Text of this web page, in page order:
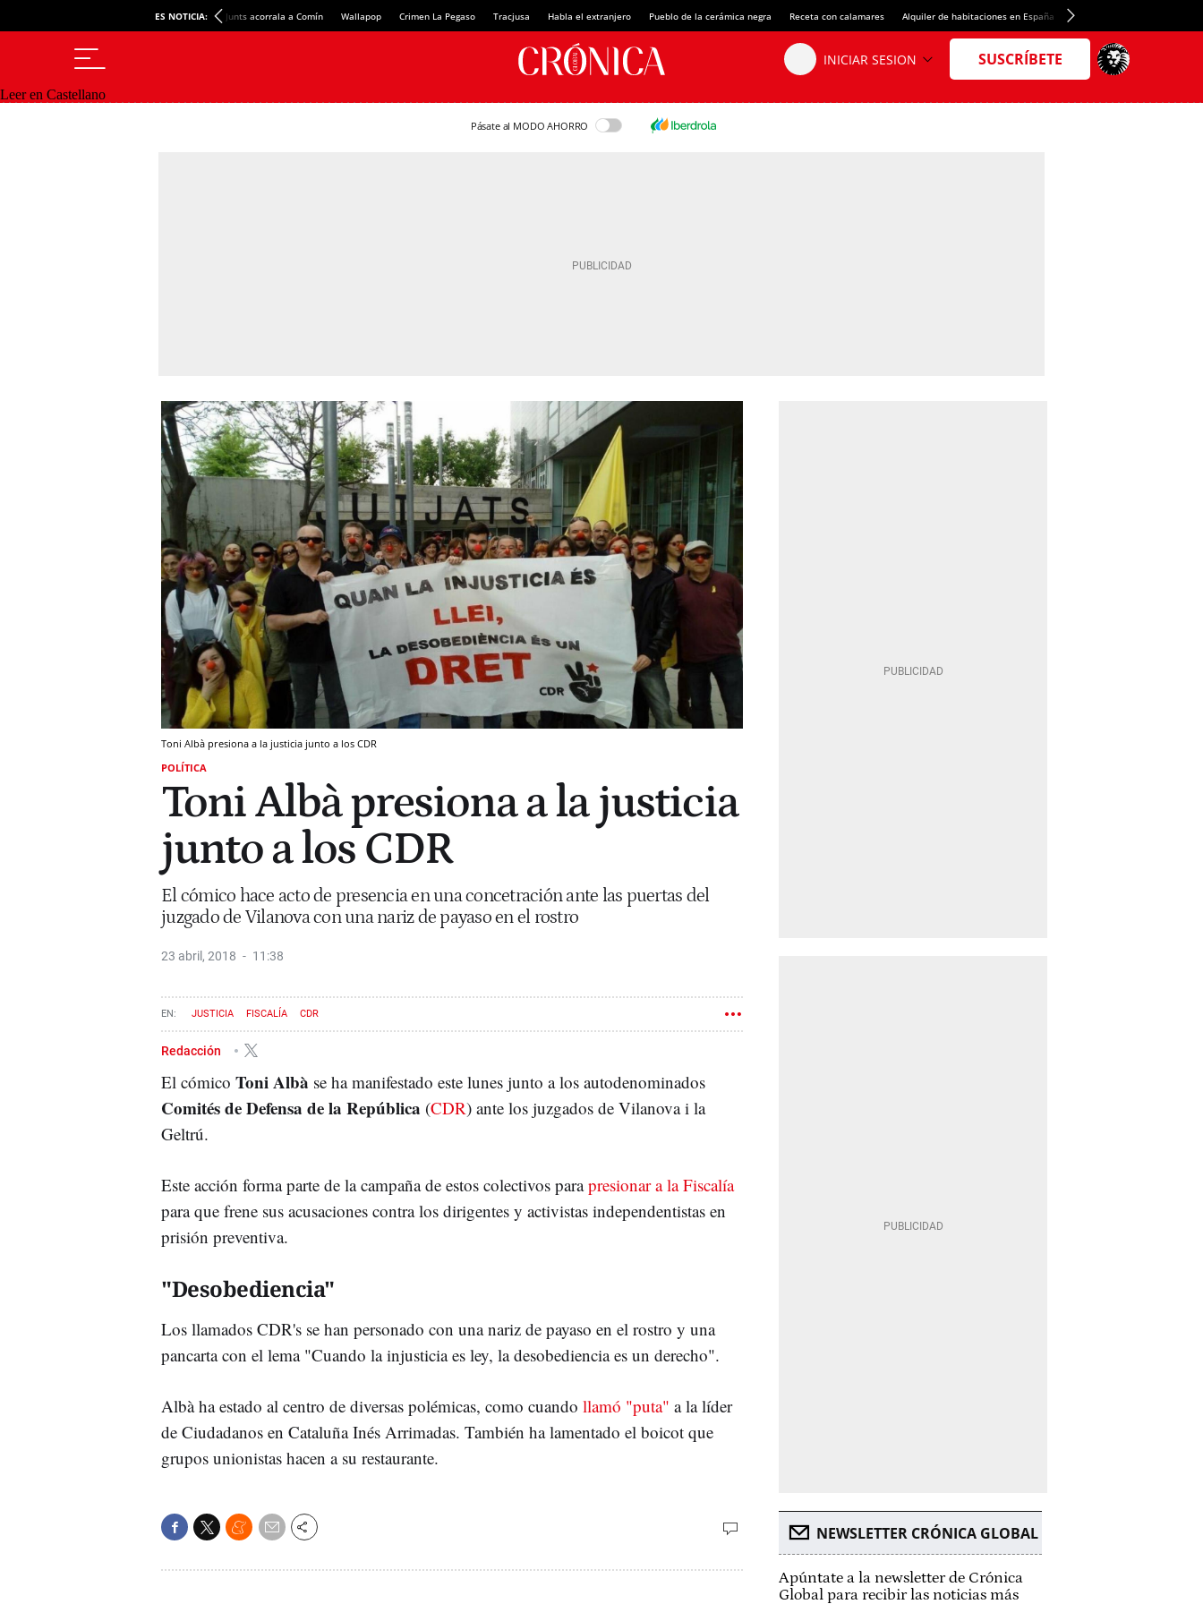
ES NOTICIA: Junts acorrala a Comín Wallapop Crimen La Pegaso Tracjusa Habla el extranjero Pueblo de la cerámica negra Receta con calamares Alquiler de habitaciones en España Crédito del Spotify Camp Nou
Leer en Castellano
Pásate al MODO AHORRO
Toni Albà presiona a la justicia junto a los CDR
POLÍTICA
Toni Albà presiona a la justicia
junto a los CDR
El cómico hace acto de presencia en una concetración ante las puertas del
juzgado de Vilanova con una nariz de payaso en el rostro
23 abril, 2018 11:38
JUSTICIA FISCALÍA CDR
Redacción
El cómico Toni Albà se ha manifestado este lunes junto a los autodenominados
Comités de Defensa de la República (CDR) ante los juzgados de Vilanova i la
Geltrú.
Este acción forma parte de la campaña de estos colectivos parapresionar a la Fiscalía
para que frene sus acusaciones contra los dirigentes y activistas independentistas en
prisión preventiva.
"Desobediencia"
Los llamados CDR's se han personado con una nariz de payaso en el rostro y una
pancarta con el lema "Cuando la injusticia es ley, la desobediencia es un derecho".
Albà ha estado al centro de diversas polémicas, como cuando llamó "puta" a la líder
de Ciudadanos en Cataluña Inés Arrimadas. También ha lamentado el boicot que
grupos unionistas hacen a su restaurante.
NEWSLETTER CRÓNICA GLOBAL
Apúntate a la newsletter de Crónica
Global para recibir las noticias más